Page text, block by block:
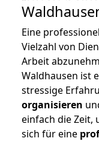
Eine
Vielzahl von
Arbeit
Waldhausen ist
stressige
organisieren
einfach die Zeit,
sich für eine